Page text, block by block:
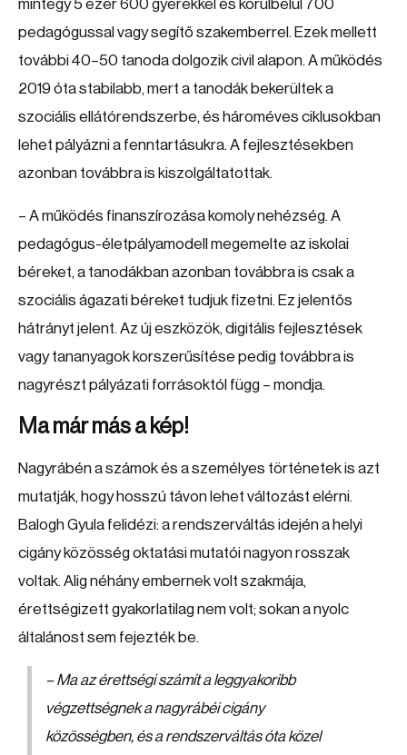
mintegy 5 ezer 600 gyerekkel és körülbelül 700
pedagógussal vagy segítő szakemberrel. Ezek mellett
további 40–50 tanoda dolgozik civil alapon. A működés
2019 óta stabilabb, mert a tanodák bekerültek a
szociális ellátórendszerbe, és hároméves ciklusokban
lehet pályázni a fenntartásukra. A fejlesztésekben
azonban továbbra is kiszolgáltatottak.
– A működés finanszírozása komoly nehézség. A
pedagógus-életpályamodell megemelte az iskolai
béreket, a tanodákban azonban továbbra is csak a
szociális ágazati béreket tudjuk fizetni. Ez jelentős
hátrányt jelent. Az új eszközök, digitális fejlesztések
vagy tananyagok korszerűsítése pedig továbbra is
nagyrészt pályázati forrásoktól függ – mondja.
Ma már más a kép!
Nagyrábén a számok és a személyes történetek is azt
mutatják, hogy hosszú távon lehet változást elérni.
Balogh Gyula felidézi: a rendszerváltás idején a helyi
cigány közösség oktatási mutatói nagyon rosszak
voltak. Alig néhány embernek volt szakmája,
érettségizett gyakorlatilag nem volt; sokan a nyolc
általánost sem fejezték be.
– Ma az érettségi számít a leggyakoribb
végzettségnek a nagyrábéi cigány
közösségben, és a rendszerváltás óta közel